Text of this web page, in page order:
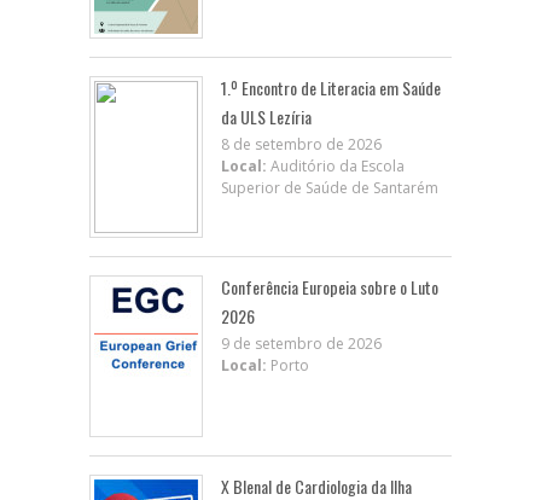
1.º Encontro de Literacia em Saúde
da ULS Lezíria
8 de setembro de 2026
Local: Auditório da Escola
Superior de Saúde de Santarém
Conferência Europeia sobre o Luto
2026
9 de setembro de 2026
Local: Porto
X BIenal de Cardiologia da Ilha